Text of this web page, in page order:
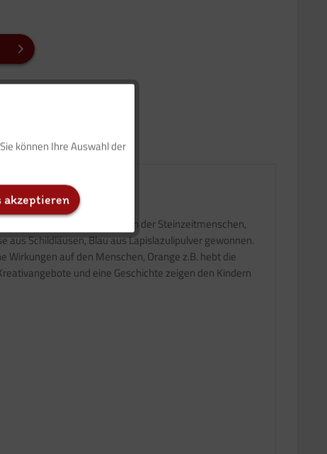
die Höhlenzeichnungen der Steinzeitmenschen,
Schildläusen, Blau aus Lapislazulipulver gewonnen.
auf den Menschen, Orange z.B. hebt die
und eine Geschichte zeigen den Kindern
Inaktiv
Inaktiv
können Ihre Auswahl der
akzeptieren